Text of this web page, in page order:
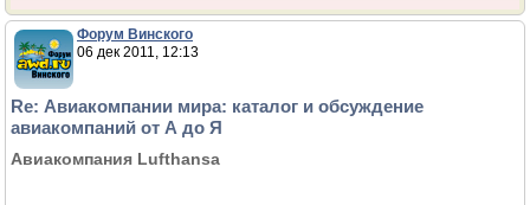
Форум Винского
06 дек 2011, 12:13
Re: Авиакомпании мира: каталог и обсуждение
авиакомпаний от А до Я
Авиакомпания Lufthansa